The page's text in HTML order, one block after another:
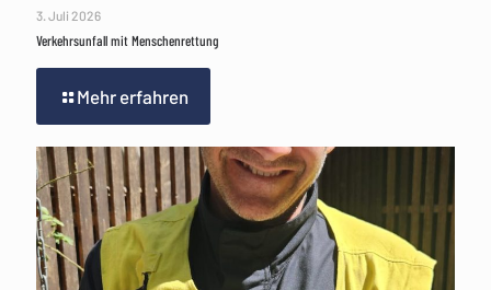
3. Juli 2026
Verkehrsunfall mit Menschenrettung
Mehr erfahren